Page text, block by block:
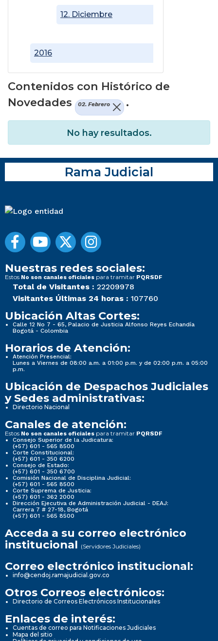
2016
12. Diciembre
Contenidos con Histórico de
Novedades
02. Febrero .
No hay resultados.
Rama Judicial
Nuestras redes sociales:
Estos No son canales oficiales para tramitar PQRSDF
Total de Visitantes : 22209978
Visitantes Últimas 24 horas : 107760
Ubicación Altas Cortes:
Calle 12 No 7 - 65, Palacio de Justicia Alfonso Reyes Echandía
Bogotá - Colombia
Horarios de Atención:
Atención Presencial:
Lunes a Viernes de 08:00 a.m. a 01:00 p.m. y de 02:00 p.m. a 05:00
p.m.
Ubicación de Despachos Judiciales
y Sedes administrativas:
Directorio Nacional
Canales de atención:
Estos No son canales oficiales para tramitar PQRSDF
Consejo Superior de la Judicatura:
(+57) 601 - 565 8500
Corte Constitucional:
(+57) 601 - 350 6200
Consejo de Estado:
(+57) 601 - 350 6700
Comisión Nacional de Disciplina Judicial:
(+57) 601 - 565 8500
Corte Suprema de Justicia:
(+57) 601 - 362 2000
Dirección Ejecutiva de Administración Judicial - DEAJ:
Carrera 7 # 27-18, Bogotá
(+57) 601 - 565 8500
Acceda a su correo electrónico
institucional (Servidores Judiciales)
Correo electrónico institucional:
info@cendoj.ramajudicial.gov.co
Otros Correos electrónicos:
Directorio de Correos Electrónicos Institucionales
Enlaces de interés:
Cuentas de correo para Notificaciones Judiciales
Mapa del sitio